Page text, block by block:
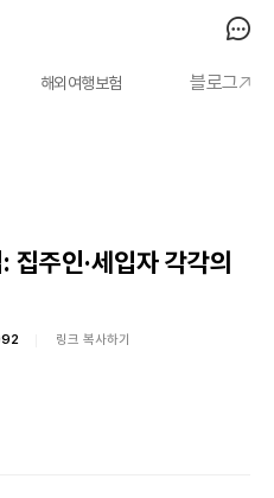
해외여행보험 블로그
집주인·세입자 각각의
링크 복사하기